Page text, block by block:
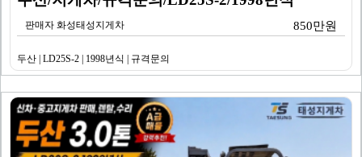
판매자 화성태성지게차 850만원
두산 | LD25S-2 | 1998년식 | 규격문의